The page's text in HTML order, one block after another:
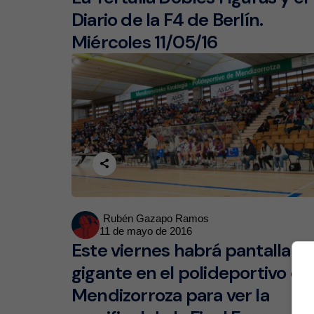
Diario de la F4 de Berlín.
Miércoles 11/05/16
Posted
by
Rubén Gazapo Ramos
11 de mayo de 2016
Este viernes habrá pantalla
gigante en el polideportivo de
Mendizorroza para ver la